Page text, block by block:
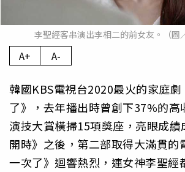
李聖經客串演出李相二的前女友。（圖
A+ A-
韓國KBS電視台2020最火的家庭
了》，去年播出時曾創下37%的高
演技大賞橫掃15項獎座，亮眼成
開時》之後，第二部取得大滿貫的
一次了》迴響熱烈，連女神李聖經